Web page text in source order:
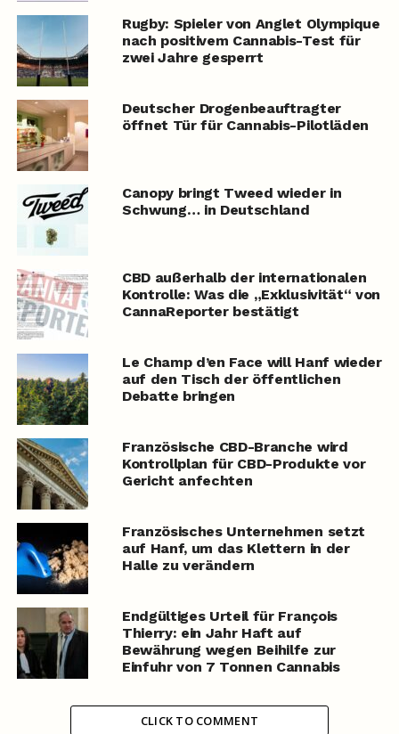
Rugby: Spieler von Anglet Olympique
nach positivem Cannabis-Test für
zwei Jahre gesperrt
Deutscher Drogenbeauftragter
öffnet Tür für Cannabis-Pilotläden
Canopy bringt Tweed wieder in
Schwung… in Deutschland
CBD außerhalb der internationalen
Kontrolle: Was die „Exklusivität“ von
CannaReporter bestätigt
Le Champ d’en Face will Hanf wieder
auf den Tisch der öffentlichen
Debatte bringen
Französische CBD-Branche wird
Kontrollplan für CBD-Produkte vor
Gericht anfechten
Französisches Unternehmen setzt
auf Hanf, um das Klettern in der
Halle zu verändern
Endgültiges Urteil für François
Thierry: ein Jahr Haft auf
Bewährung wegen Beihilfe zur
Einfuhr von 7 Tonnen Cannabis
CLICK TO COMMENT